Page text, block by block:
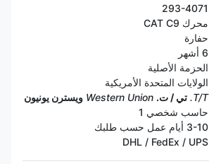
293-4071
محرك CAT C9
حفارة
6 أشهر
الحزمة الأصلية
الولايات المتحدة الأمريكية
T/T. تي / ت. Western Union ويسترن يونيون
حاسب شخصي 1
3-10 أيام عمل حسب طلبك
DHL / FedEx / UPS